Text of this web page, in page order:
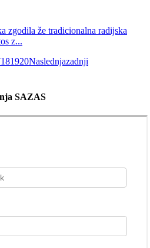
zgodila že tradicionalna radijska
z...
181920Naslednjazadnji
SAZAS